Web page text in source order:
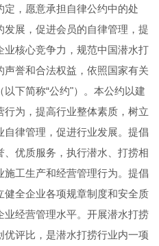
，愿意承担自律公约中的处
展，促进会员的自律管理，提
核心竞争力，规范中国潜水打
誉和合法权益，依照国家有关
下简称“公约"）。本公约以建
为，提高行业整体素质，树立
律管理，促进行业发展。提倡
优质服务，执行潜水、打捞相
工生产和经营管理行为。提倡
全企业各项规章制度和安全质
经营管理水平。开展潜水打捞
评比，是潜水打捞行业内一项